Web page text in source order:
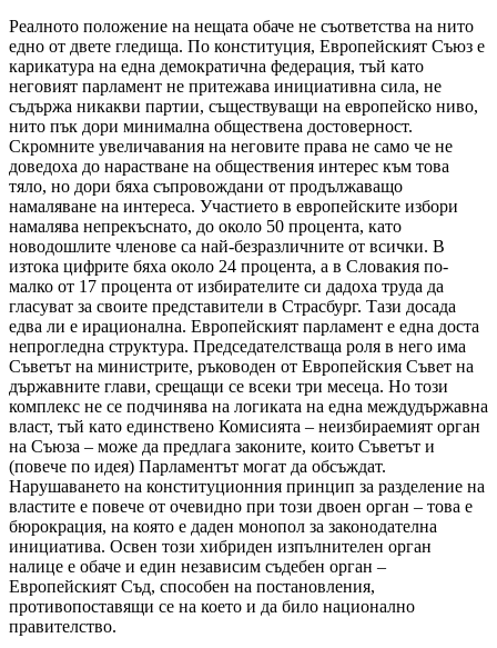
Реалното положение на нещата обаче не съответства на нито
едно от двете гледища. По конституция, Европейският Съюз е
карикатура на една демократична федерация, тъй като
неговият парламент не притежава инициативна сила, не
съдържа никакви партии, съществуващи на европейско ниво,
нито пък дори минимална обществена достоверност.
Скромните увеличавания на неговите права не само че не
доведоха до нарастване на обществения интерес към това
тяло, но дори бяха съпровождани от продължаващо
намаляване на интереса. Участието в европейските избори
намалява непрекъснато, до около 50 процента, като
новодошлите членове са най-безразличните от всички. В
изтока цифрите бяха около 24 процента, а в Словакия по-
малко от 17 процента от избирателите си дадоха труда да
гласуват за своите представители в Страсбург. Тази досада
едва ли е ирационална. Европейският парламент е една доста
непрогледна структура. Председателстваща роля в него има
Съветът на министрите, ръководен от Европейския Съвет на
държавните глави, срещащи се всеки три месеца. Но този
комплекс не се подчинява на логиката на една междудържавна
власт, тъй като единствено Комисията – неизбираемият орган
на Съюза – може да предлага законите, които Съветът и
(повече по идея) Парламентът могат да обсъждат.
Нарушаването на конституционния принцип за разделение на
властите е повече от очевидно при този двоен орган – това е
бюрокрация, на която е даден монопол за законодателна
инициатива. Освен този хибриден изпълнителен орган
налице е обаче и един независим съдебен орган –
Европейският Съд, способен на постановления,
противопоставящи се на което и да било национално
правителство.